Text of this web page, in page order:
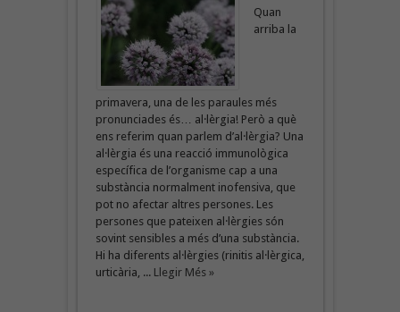
Quan
arriba la
primavera, una de les paraules més
pronunciades és… al·lèrgia! Però a què
ens referim quan parlem d’al·lèrgia? Una
al·lèrgia és una reacció immunològica
específica de l’organisme cap a una
substància normalment inofensiva, que
pot no afectar altres persones. Les
persones que pateixen al·lèrgies són
sovint sensibles a més d’una substància.
Hi ha diferents al·lèrgies (rinitis al·lèrgica,
urticària, ... Llegir Més »